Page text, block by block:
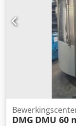
DMG DMU 60